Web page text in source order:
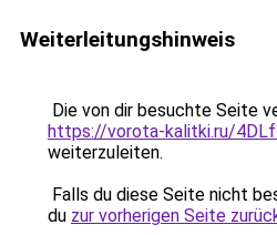
Weiterleitungshinweis
Die von dir besuchte Seite
https://vorota-kalitki.ru/
weiterzuleiten.
Falls du diese Seite nicht
du zur vorherigen Seite